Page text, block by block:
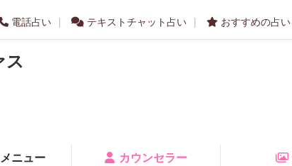
電話占い テキストチャット占い おすすめの占い
ニュー カウンセラー